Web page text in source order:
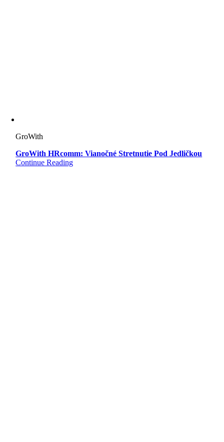
GroWith
GroWith HRcomm: Vianočné Stretnutie Pod Jedličkou
Continue Reading